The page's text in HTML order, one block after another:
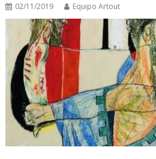
02/11/2019 Equipo Artout